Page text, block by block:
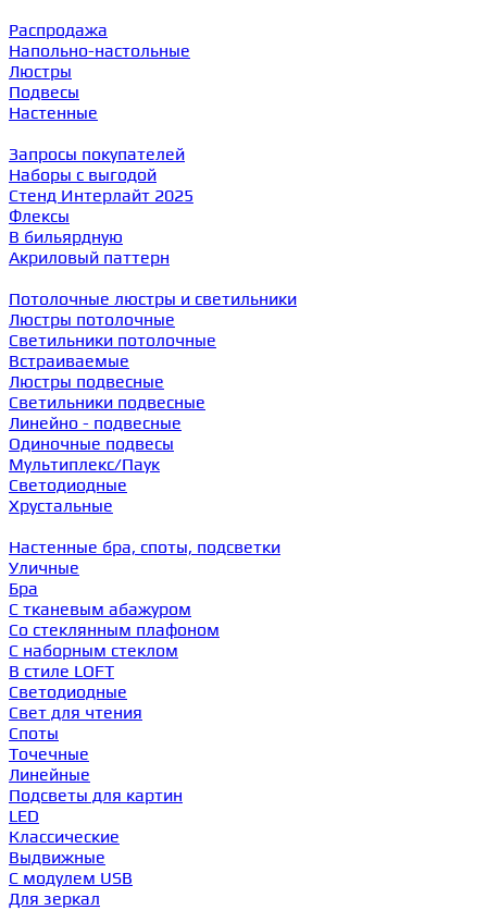
Распродажа
Напольно-настольные
Люстры
Подвесы
Настенные
Запросы покупателей
Наборы с выгодой
Стенд Интерлайт 2025
Флексы
В бильярдную
Акриловый паттерн
Потолочные люстры и светильники
Люстры потолочные
Светильники потолочные
Встраиваемые
Люстры подвесные
Светильники подвесные
Линейно - подвесные
Одиночные подвесы
Мультиплекс/Паук
Светодиодные
Хрустальные
Настенные бра, споты, подсветки
Уличные
Бра
С тканевым абажуром
Со стеклянным плафоном
С наборным стеклом
В стиле LOFT
Светодиодные
Свет для чтения
Споты
Точечные
Линейные
Подсветы для картин
LED
Классические
Выдвижные
С модулем USB
Для зеркал